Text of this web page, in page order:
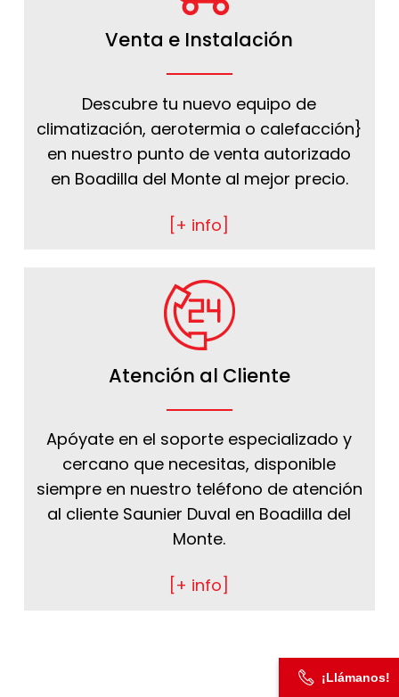
Venta e Instalación
Descubre tu nuevo equipo de
climatización, aerotermia o calefacción}
en nuestro punto de venta autorizado
en Boadilla del Monte al mejor precio.
[+ info]
Atención al Cliente
Apóyate en el soporte especializado y
cercano que necesitas, disponible
siempre en nuestro teléfono de atención
al cliente Saunier Duval en Boadilla del
Monte.
[+ info]
¡Llámanos!